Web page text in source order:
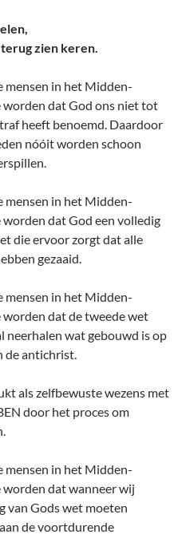
zien keren.
mensen in het Midden-
dat God ons niet tot
heeft benoemd. Daardoor
nóóit worden schoon
mensen in het Midden-
dat God een volledig
die ervoor zorgt dat alle
gezaaid.
mensen in het Midden-
dat de tweede wet
neerhalen wat gebouwd is op
de antichrist.
als zelfbewuste wezens met
door het proces om
mensen in het Midden-
dat wanneer wij
van Gods wet moeten
de voortdurende